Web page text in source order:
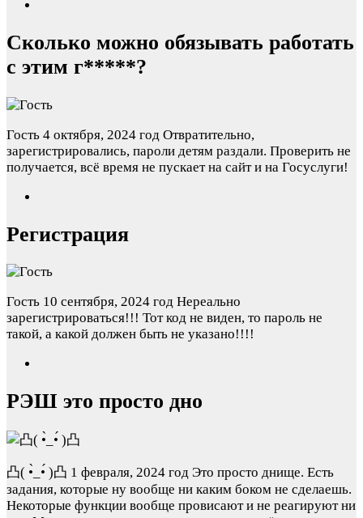
Сколько можно обязывать работать
с этим г*****?
Гость 4 октября, 2024 год Отвратительно,
зарегистрировались, пароли детям раздали. Проверить не
получается, всё время не пускает на сайт и на Госуслуги!
Регистрация
Гость 10 сентября, 2024 год Нереально
зарегистрироваться!!! Тот код не виден, то пароль не
такой, а какой должен быть не указано!!!!
РЭШ это просто дно
凸( •̀_•́ )凸 1 февраля, 2024 год Это просто днище. Есть
задания, которые ну вообще ни каким боком не сделаешь.
Некоторые функции вообще провисают и не реагируют ни